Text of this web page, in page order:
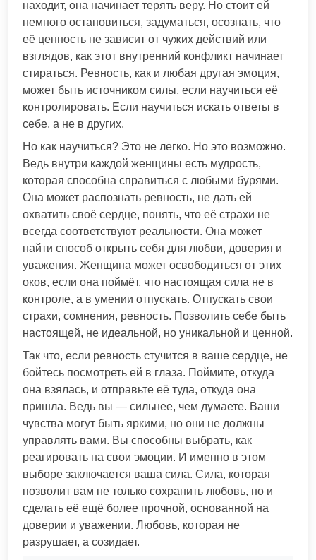
находит, она начинает терять веру. Но стоит ей
немного остановиться, задуматься, осознать, что
её ценность не зависит от чужих действий или
взглядов, как этот внутренний конфликт начинает
стираться. Ревность, как и любая другая эмоция,
может быть источником силы, если научиться её
контролировать. Если научиться искать ответы в
себе, а не в других.
Но как научиться? Это не легко. Но это возможно.
Ведь внутри каждой женщины есть мудрость,
которая способна справиться с любыми бурями.
Она может распознать ревность, не дать ей
охватить своё сердце, понять, что её страхи не
всегда соответствуют реальности. Она может
найти способ открыть себя для любви, доверия и
уважения. Женщина может освободиться от этих
оков, если она поймёт, что настоящая сила не в
контроле, а в умении отпускать. Отпускать свои
страхи, сомнения, ревность. Позволить себе быть
настоящей, не идеальной, но уникальной и ценной.
Так что, если ревность стучится в ваше сердце, не
бойтесь посмотреть ей в глаза. Поймите, откуда
она взялась, и отправьте её туда, откуда она
пришла. Ведь вы — сильнее, чем думаете. Ваши
чувства могут быть яркими, но они не должны
управлять вами. Вы способны выбрать, как
реагировать на свои эмоции. И именно в этом
выборе заключается ваша сила. Сила, которая
позволит вам не только сохранить любовь, но и
сделать её ещё более прочной, основанной на
доверии и уважении. Любовь, которая не
разрушает, а созидает.